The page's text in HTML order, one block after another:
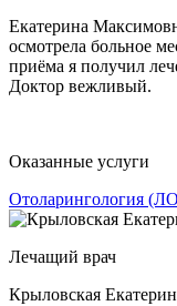
Екатерина
осмотрела больное
приёма я получил
Доктор вежливый.
Оказанные услуги
Отоларингология
Лечащий врач
Крыловская